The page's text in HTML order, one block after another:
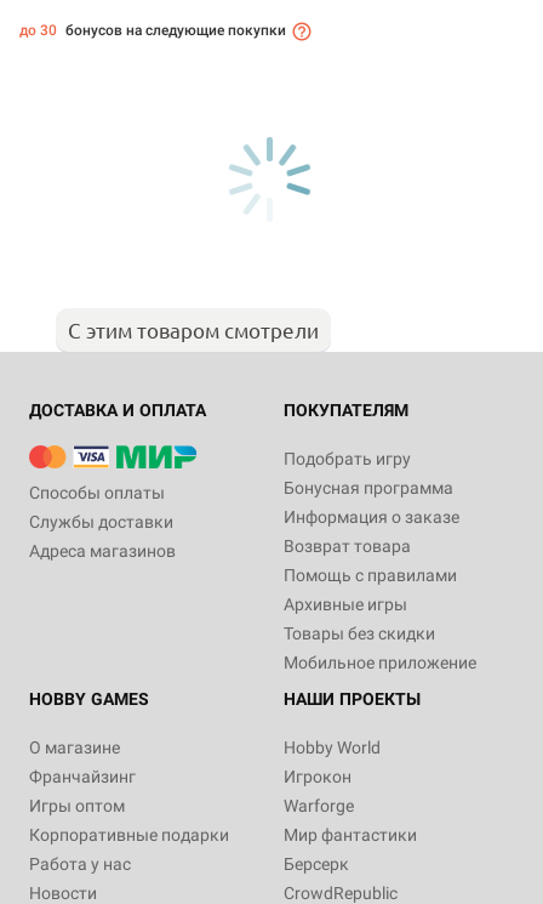
до 30 бонусов на следующие покупки
С этим товаром смотрели
ДОСТАВКА И ОПЛАТА
Способы оплаты
Службы доставки
Адреса магазинов
ПОКУПАТЕЛЯМ
Подобрать игру
Бонусная программа
Информация о заказе
Возврат товара
Помощь с правилами
Архивные игры
Товары без скидки
Мобильное приложение
HOBBY GAMES
О магазине
Франчайзинг
Игры оптом
Корпоративные подарки
Работа у нас
Новости
НАШИ ПРОЕКТЫ
Hobby World
Игрокон
Warforge
Мир фантастики
Берсерк
CrowdRepublic